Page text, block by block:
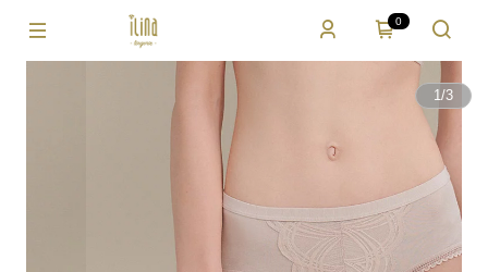
0
1/3